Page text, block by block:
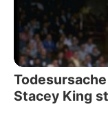
Stacey King